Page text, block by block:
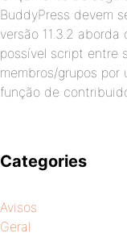
BuddyPress devem
versão 11.3.2
possível script entre
membros/grupos
função de
pagination
Categories
Avisos
Geral